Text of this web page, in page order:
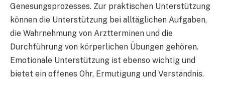
Genesungsprozesses. Zur praktischen Unterstützung
können die Unterstützung bei alltäglichen Aufgaben,
die Wahrnehmung von Arztterminen und die
Durchführung von körperlichen Übungen gehören.
Emotionale Unterstützung ist ebenso wichtig und
bietet ein offenes Ohr, Ermutigung und Verständnis.